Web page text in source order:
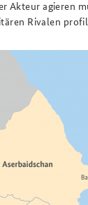
agieren
Rivalen